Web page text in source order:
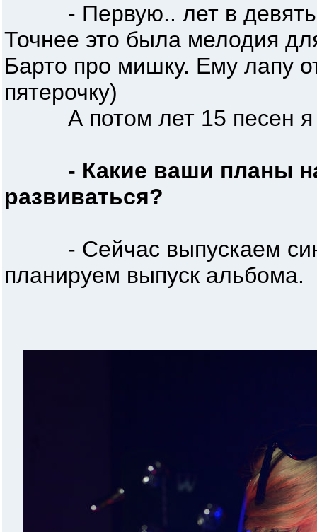
- Первую.. лет в девять
Точнее это была мелодия
Барто про мишку. Ему лапу
пятерочку)
А потом лет 15 песен я
- Какие ваши планы
развиваться?
- Сейчас выпускаем
планируем выпуск альбома.